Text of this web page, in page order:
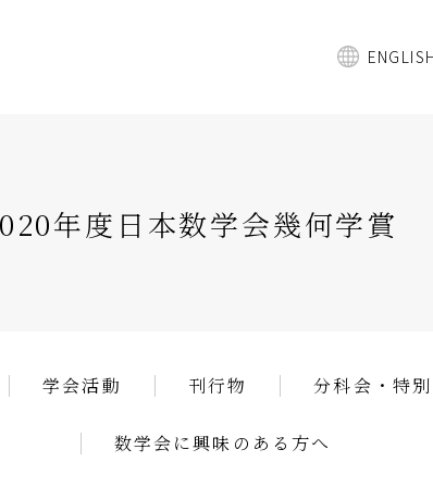
ENGLISH
年度日本数学会幾何学賞
学会活動 刊行物 分科会・特
数学会に興味のある方へ